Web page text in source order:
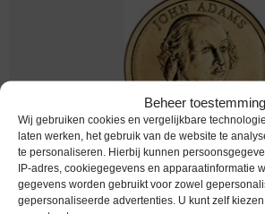
Beheer toestemming
Wij gebruiken cookies en vergelijkbare
laten werken, het gebruik van de website te
te personaliseren. Hierbij kunnen
IP-adres, cookiegegevens en apparaatinformatie
gegevens worden gebruikt voor zowel
gepersonaliseerde advertenties. U kunt zelf
Worldcoins / Km 402 / United
/ USA / 1797-1801 / 2007 S /
Adams / Unc